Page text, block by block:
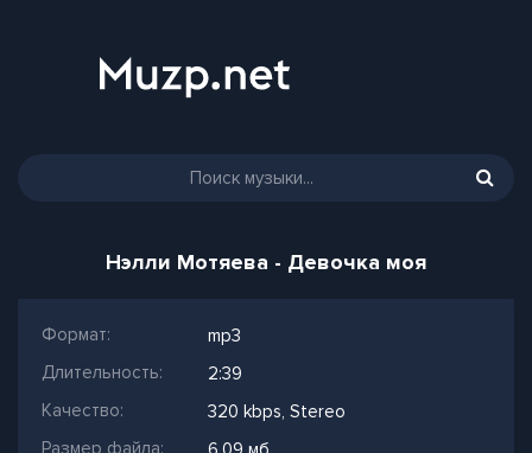
Нэлли Мотяева - Девочка моя
Формат:
mp3
Длительность:
2:39
Качество:
320 kbps, Stereo
Размер файла: